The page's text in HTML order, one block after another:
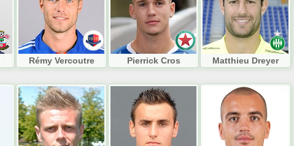
Rémy Vercoutre Pierrick Cros Matthieu Dreyer